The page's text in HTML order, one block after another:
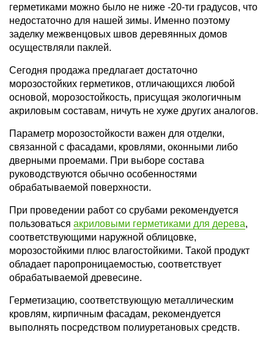
герметиками можно было не ниже -20-ти градусов, что
недостаточно для нашей зимы. Именно поэтому
заделку межвенцовых швов деревянных домов
осуществляли паклей.
Сегодня продажа предлагает достаточно
морозостойких герметиков, отличающихся любой
основой, морозостойкость, присущая экологичным
акриловым составам, ничуть не хуже других аналогов.
Параметр морозостойкости важен для отделки,
связанной с фасадами, кровлями, оконными либо
дверными проемами. При выборе состава
руководствуются обычно особенностями
обрабатываемой поверхности.
При проведении работ со срубами рекомендуется
пользоваться акриловыми герметиками для дерева,
соответствующими наружной облицовке,
морозостойкими плюс влагостойкими. Такой продукт
обладает паропроницаемостью, соответствует
обрабатываемой древесине.
Герметизацию, соответствующую металлическим
кровлям, кирпичным фасадам, рекомендуется
выполнять посредством полиуретановых средств.